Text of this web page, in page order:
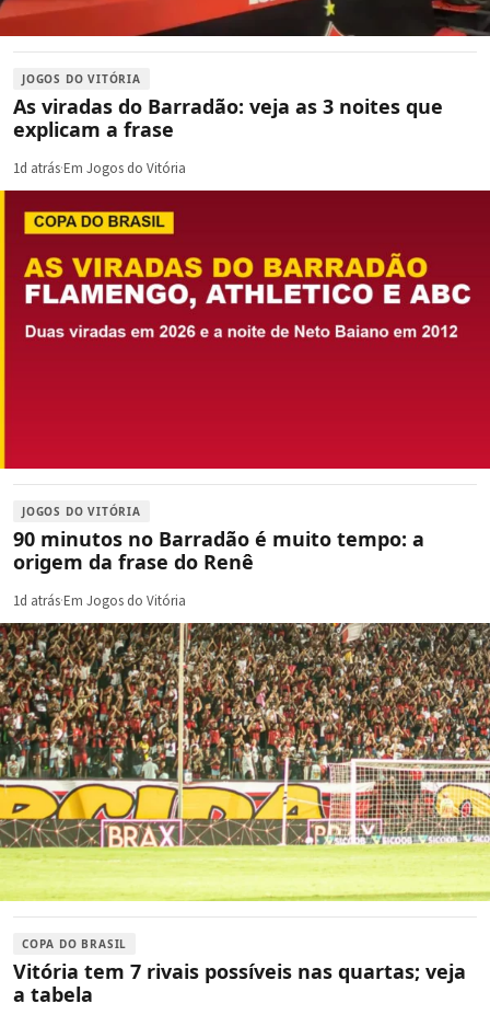
JOGOS DO VITÓRIA
As viradas do Barradão: veja as 3 noites que
explicam a frase
1d atrás·Em Jogos do Vitória
JOGOS DO VITÓRIA
90 minutos no Barradão é muito tempo: a
origem da frase do Renê
1d atrás·Em Jogos do Vitória
COPA DO BRASIL
Vitória tem 7 rivais possíveis nas quartas; veja
a tabela